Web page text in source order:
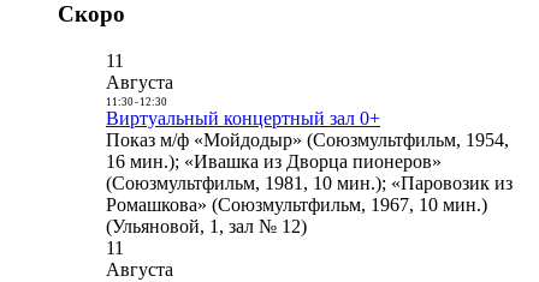
Скоро
11
Августа
11:30- 12:30
Виртуальный концертный зал 0+
Показ м/ф «Мойдодыр» (Союзмультфильм, 1954,
16 мин.); «Ивашка из Дворца пионеров»
(Союзмультфильм, 1981, 10 мин.); «Паровозик из
Ромашкова» (Союзмультфильм, 1967, 10 мин.)
(Ульяновой, 1, зал № 12)
11
Августа